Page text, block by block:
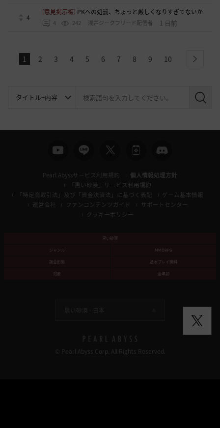
4
[意見掲示板] PKへの処罰、ちょっと厳しくなりすぎてないか
4 242 浅井ジークフリード配信者 1 日前
1 2 3 4 5 6 7 8 9 10 next
検
Pearl Abyssサービス利用規約
個人情報処理方針
「黒い砂漠」サービス利用規約
「特定商取引法」及び「資金決済法」に基づく表記
ゲーム基本情報
運営会社
ファンコンテンツガイド
サポートセンター
クッキーポリシー
黒い砂漠
ジャンル
MMORPG
課金形態
基本プレイ無料
対象
全年齢
黒い砂漠 - 日本
© Pearl Abyss Corp. All Rights Reserved.